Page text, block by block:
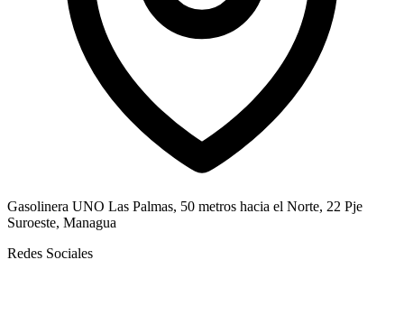
Gasolinera UNO Las Palmas, 50 metros hacia el Norte, 22 Pje
Suroeste, Managua
Redes Sociales